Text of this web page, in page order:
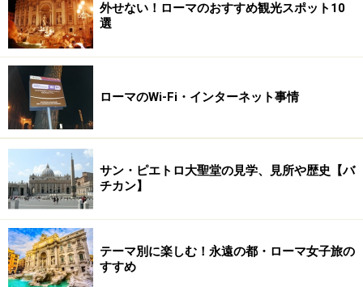
ローマ皇帝たちの夢の跡…がまとめて見られるのもローマな
らではの楽しみ
ローマの建国は、紀元前753年。約2800年前の古代に、
ローマ神話の軍神マルスと巫女シルヴィアの双子ロムル
スとレムスのうち、ロムルスがローマを建国したと言わ
れています。
ローマ建国の父ロムルスとレムスの双子の兄弟
二人は、テヴェレ川を流れていたところをオオカミに助
外せない！ローマのおすすめ観光スポット10
選
ローマのWi-Fi・インターネット事情
サン・ピエトロ大聖堂の見学、見所や歴史【バ
チカン】
テーマ別に楽しむ！永遠の都・ローマ女子旅の
すすめ